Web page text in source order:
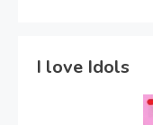
I love Idols